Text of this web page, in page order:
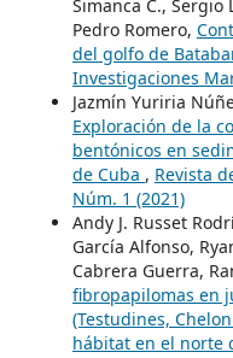
Simanca C., Sergio
Pedro Romero,
del golfo de
Investigaciones
Jazmín Yuriria
Exploración de la
bentónicos en
de Cuba , Revista
Núm. 1 (2021)
Andy J. Russet
García Alfonso,
Cabrera Guerra,
fibropapilomas en
(Testudines,
hábitat en el norte